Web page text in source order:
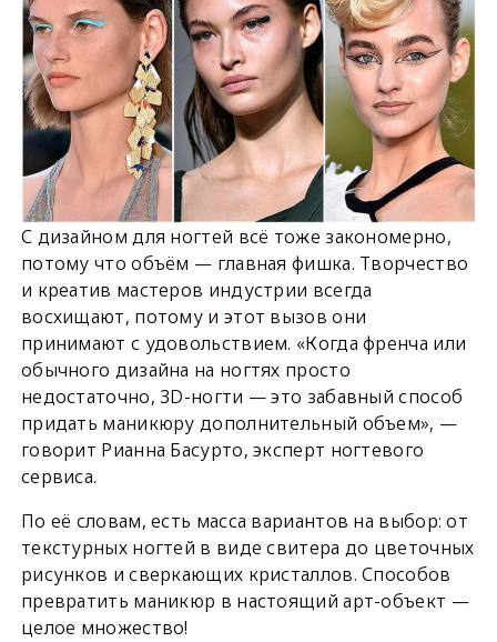
С дизайном для ногтей всё тоже закономерно,
потому что объём — главная фишка. Творчество
и креатив мастеров индустрии всегда
восхищают, потому и этот вызов они
принимают с удовольствием. «Когда френча или
обычного дизайна на ногтях просто
недостаточно, 3D-ногти — это забавный способ
придать маникюру дополнительный объем», —
говорит Рианна Басурто, эксперт ногтевого
сервиса.
По её словам, есть масса вариантов на выбор: от
текстурных ногтей в виде свитера до цветочных
рисунков и сверкающих кристаллов. Способов
превратить маникюр в настоящий арт-объект —
целое множество!